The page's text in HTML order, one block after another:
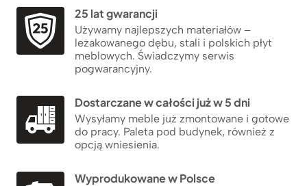
25 lat gwarancji
Używamy najlepszych materiałów –
leżakowanego dębu, stali i polskich płyt
meblowych. Świadczymy serwis
pogwarancyjny.
Dostarczane w całości już w 5 dni
Wysyłamy meble już zmontowane i gotowe
do pracy. Paleta pod budynek, również z
opcją wniesienia.
Wyprodukowane w Polsce